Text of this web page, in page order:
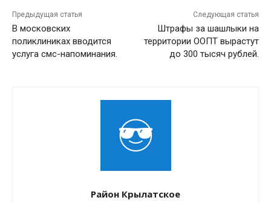
Предыдущая статья
В московских
поликлиниках вводится
услуга смс-напоминания.
Следующая статья
Штрафы за шашлыки на
территории ООПТ вырастут
до 300 тысяч рублей.
Район Крылатское